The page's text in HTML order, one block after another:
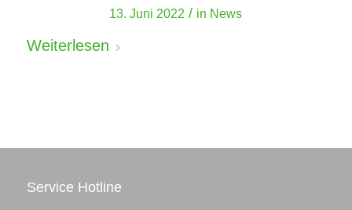
13. Juni 2022 / in News
Weiterlesen
Service Hotline